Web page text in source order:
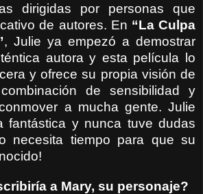
dirigidas por personas que
de autores. En “La Culpa
, Julie ya empezó a demostrar
autora y esta película lo
y ofrece su propia visión de
de sensibilidad y
a mucha gente. Julie
fantástica y nunca tuve dudas
necesita tiempo para que su
a Mary, su personaje?